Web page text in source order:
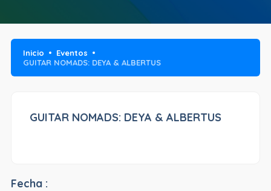
Inicio
Eventos
GUITAR NOMADS: DEYA & ALBERTUS
GUITAR NOMADS: DEYA & ALBERTUS
Fecha :